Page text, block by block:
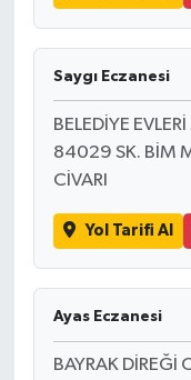
Saygı Eczanesi
BELEDİYE
84029 SK. BİM
CİVARI
Yol Tarifi Al
Ayas Eczanesi
BAYRAK DİREĞİ